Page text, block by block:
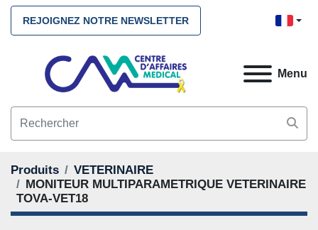
REJOIGNEZ NOTRE NEWSLETTER
Menu
Produits
VETERINAIRE
MONITEUR MULTIPARAMETRIQUE VETERINAIRE
TOVA-VET18